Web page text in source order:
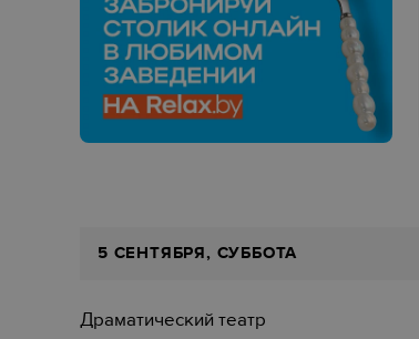
5 СЕНТЯБРЯ, СУББОТА
Драматический театр